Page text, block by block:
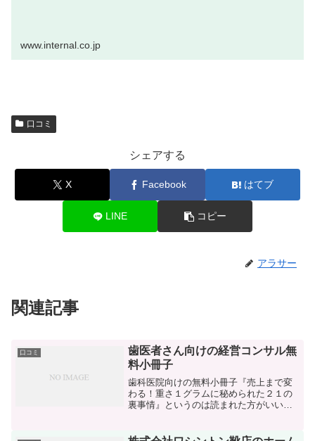
www.internal.co.jp
口コミ
シェアする
X Facebook はてブ
LINE コピー
アラサー
関連記事
口コミ
歯医者さん向けの経営コンサル無
料小冊子
歯科医院向けの無料小冊子『売上まで変
わる！重さ１グラムに秘められた２１の
裏事情』というのは読まれた方がいいで